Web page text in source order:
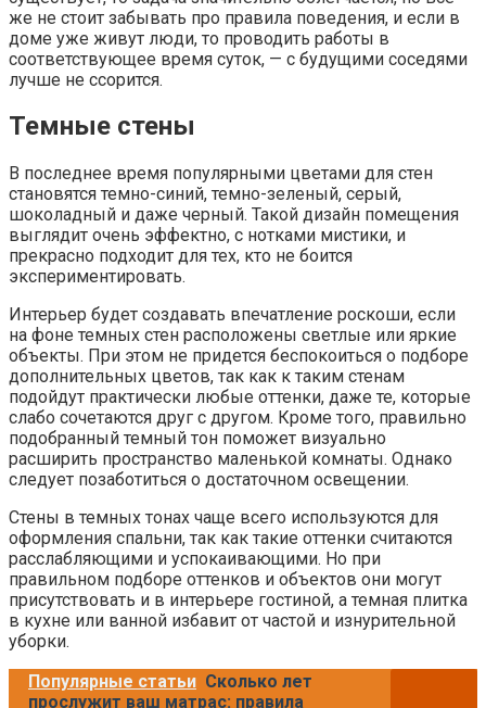
же не стоит забывать про правила поведения, и если в
доме уже живут люди, то проводить работы в
соответствующее время суток, — с будущими соседями
лучше не ссорится.
Темные стены
В последнее время популярными цветами для стен
становятся темно-синий, темно-зеленый, серый,
шоколадный и даже черный. Такой дизайн помещения
выглядит очень эффектно, с нотками мистики, и
прекрасно подходит для тех, кто не боится
экспериментировать.
Интерьер будет создавать впечатление роскоши, если
на фоне темных стен расположены светлые или яркие
объекты. При этом не придется беспокоиться о подборе
дополнительных цветов, так как к таким стенам
подойдут практически любые оттенки, даже те, которые
слабо сочетаются друг с другом. Кроме того, правильно
подобранный темный тон поможет визуально
расширить пространство маленькой комнаты. Однако
следует позаботиться о достаточном освещении.
Стены в темных тонах чаще всего используются для
оформления спальни, так как такие оттенки считаются
расслабляющими и успокаивающими. Но при
правильном подборе оттенков и объектов они могут
присутствовать и в интерьере гостиной, а темная плитка
в кухне или ванной избавит от частой и изнурительной
уборки.
Популярные статьи Сколько лет
прослужит ваш матрас: правила